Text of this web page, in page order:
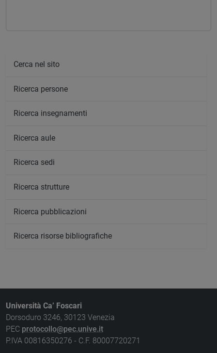
Cerca nel sito
Ricerca persone
Ricerca insegnamenti
Ricerca aule
Ricerca sedi
Ricerca strutture
Ricerca pubblicazioni
Ricerca risorse bibliografiche
Università Ca’ Foscari
Dorsoduro 3246, 30123 Venezia
PEC protocollo@pec.unive.it
P.IVA 00816350276 - C.F. 80007720271